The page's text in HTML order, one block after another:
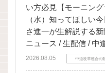
い方必見【モーニン
（水）知ってほしい
さ進一が生解説する
ニュース / 生配信 / 中
2026.08.05 中道改革連合の